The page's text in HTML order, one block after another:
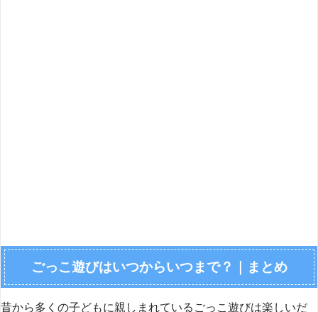
ごっこ遊びはいつからいつまで？｜まとめ
昔から多くの子どもに親しまれているごっこ遊びは楽しいだ